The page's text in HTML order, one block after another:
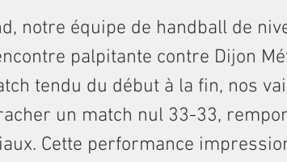
notre équipe de handball de
palpitante contre Dijon
tendu du début à la fin, nos
un match nul 33-33,
Cette performance